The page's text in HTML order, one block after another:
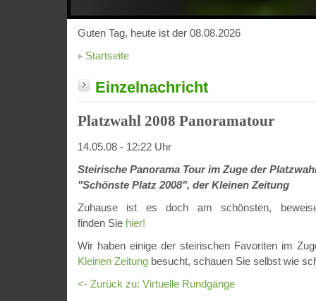
Guten Tag, heute ist der 08.08.2026
Startseite
Einzelnachricht
Platzwahl 2008 Panoramatour
14.05.08 - 12:22 Uhr
Steirische Panorama Tour im Zuge der
"Schönste Platz 2008", der Kleinen Zeitung
Zuhause ist es doch am schönsten,
finden Sie hier!
Wir haben einige der steirischen Favoriten im
Kleinen Zeitung besucht, schauen Sie selbst wie
<- Zurück zu: Virtuelle Rundgänge